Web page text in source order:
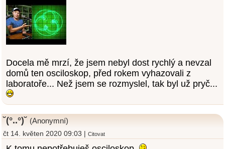
Docela mě mrzí, že jsem nebyl dost rychlý a nevzal
domů ten osciloskop, před rokem vyhazovali z
laboratoře... Než jsem se rozmyslel, tak byl už pryč...
˘(°..°)˘ (Anonymní)
čt 14. květen 2020 09:03 | Citovat